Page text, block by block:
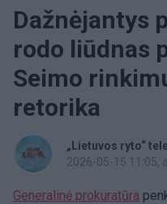
Dažnėjantys
rodo liūdnas
Seimo
retorika
„Lietuvos ryto“
2026-05-15 11:05,
Generalinė prokuratūra